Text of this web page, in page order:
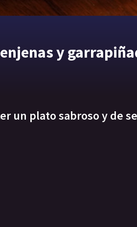
y
un plato sabroso y de